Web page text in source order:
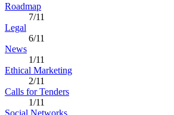
Roadmap
7/11
Legal
6/11
News
1/11
Ethical Marketing
2/11
Calls for Tenders
1/11
Social Networks